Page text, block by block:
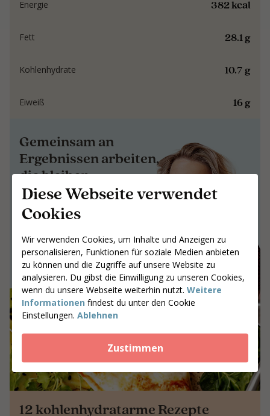
Diese Webseite verwendet
Cookies
Wir verwenden Cookies, um Inhalte und Anzeigen zu
personalisieren, Funktionen für soziale Medien anbieten
zu können und die Zugriffe auf unsere Website zu
analysieren. Du gibst die Einwilligung zu unseren Cookies,
wenn du unsere Webseite weiterhin nutzt. Weitere
Informationen findest du unter den Cookie
Einstellungen. Ablehnen
Zustimmen
382 kcal
Energie
28.1 g
Fett
10.7 g
Kohlenhydrate
16 g
Eiweiß
Gemeinsam an
Ergebnissen arbeiten,
die bleiben
Gemeinsam an Ergebnissen arbeiten,
die bleiben
Gib deine Postleitzahl ein
Coaches suchen
12 kohlenhydratarme Rezepte